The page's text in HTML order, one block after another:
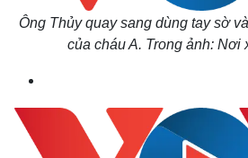
Ông Thủy quay sang dùng tay sờ
của cháu A. Trong ảnh: Nơi